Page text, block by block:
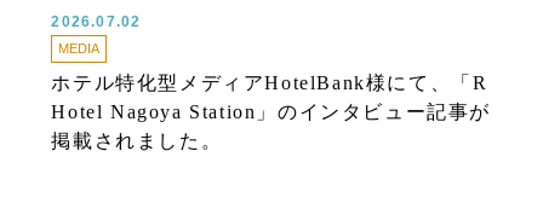
2026.07.02
MEDIA
ホテル特化型メディアHotelBank様にて、「R
Hotel Nagoya Station」のインタビュー記事が
掲載されました。